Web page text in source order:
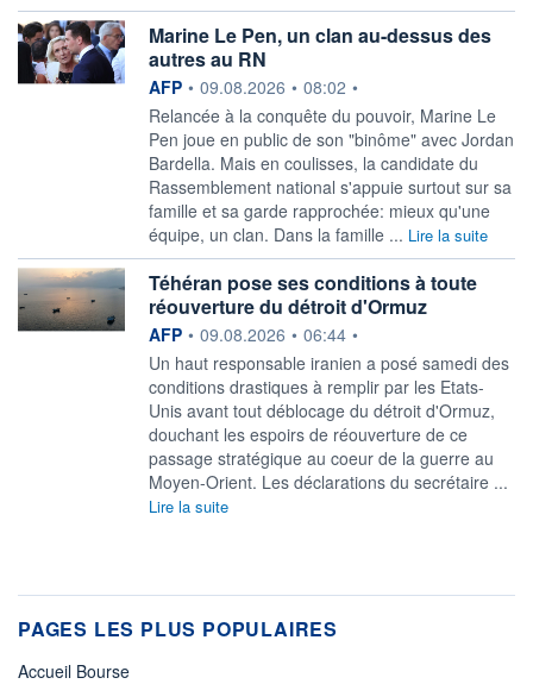
Marine Le Pen, un clan au-dessus des
autres au RN
information fournie par
AFP • 09.08.2026 • 08:02 •
Relancée à la conquête du pouvoir, Marine Le
Pen joue en public de son "binôme" avec Jordan
Bardella. Mais en coulisses, la candidate du
Rassemblement national s'appuie surtout sur sa
famille et sa garde rapprochée: mieux qu'une
équipe, un clan. Dans la famille ... Lire la suite
Téhéran pose ses conditions à toute
réouverture du détroit d'Ormuz
information fournie par
AFP • 09.08.2026 • 06:44 •
Un haut responsable iranien a posé samedi des
conditions drastiques à remplir par les Etats-
Unis avant tout déblocage du détroit d'Ormuz,
douchant les espoirs de réouverture de ce
passage stratégique au coeur de la guerre au
Moyen-Orient. Les déclarations du secrétaire ...
Lire la suite
PAGES LES PLUS POPULAIRES
Accueil Bourse